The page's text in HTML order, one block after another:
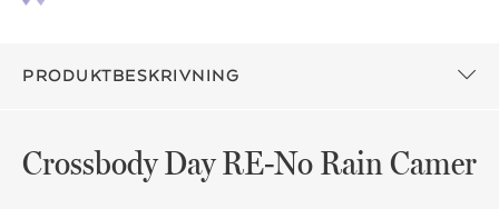
PRODUKTBESKRIVNING
Crossbody Day RE-No Rain Camer